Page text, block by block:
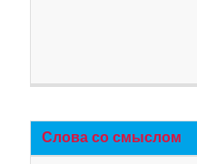
Слова со смыслом